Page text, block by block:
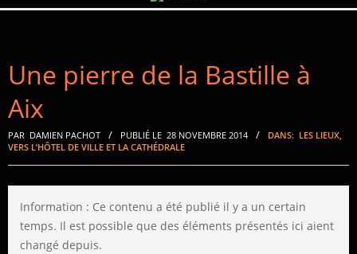
Navigation
Une pierre de la Bastille à
Aix
PAR DAMIEN PACHOT PUBLIÉ LE 28 NOVEMBRE 2014 DANS: LES LIEUX,
VERS L’HÔTEL DE VILLE ET LA CATHÉDRALE
Information : Ce contenu a été publié il y a un certain
temps. Il est possible que des éléments présentés ici aient
changé depuis.